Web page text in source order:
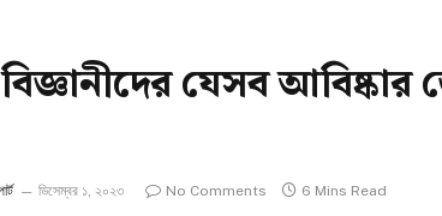
যেসব
ডিসেম্বর ১, ২০২৩ No Comments 6 Mins Read